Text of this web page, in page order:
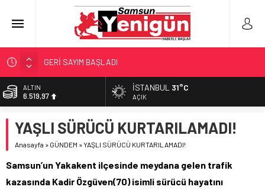
GERİ SAYIM BAŞLADI
SAMSUNSPOR’DA HEDEF 5’İNCİLİK!
‘BAFRA’YA YATIRIM YAPIN!’
YÖNETİCİ SEÇERKEN YAPILAN EN BÜYÜK HATALAR
ALTIN
6.519,97
13.798,82
DOLAR
55,0112
İSTANBUL 31°C
AÇIK
YAŞLI SÜRÜCÜ KURTARILAMADI!
Anasayfa » GÜNDEM »YAŞLI SÜRÜCÜ KURTARILAMADI!
Samsun’un Yakakent ilçesinde meydana gelen trafik
kazasında Kadir Özgüven(70) isimli sürücü hayatını